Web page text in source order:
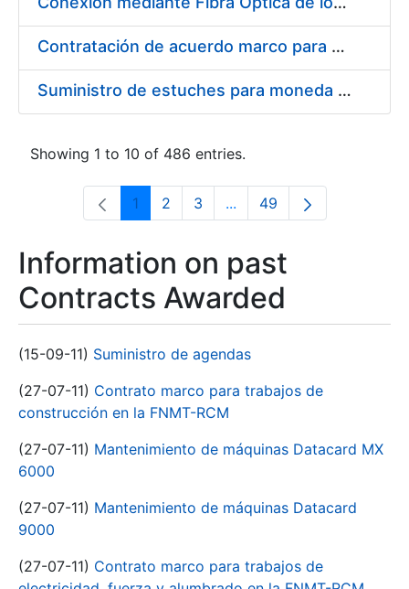
Contratación de acuerdo marco para el Suministro de Material de Electricidad para la Fábrica Nacional de Moneda y Timbre-Real Casa de la Moneda en su centro de trabajo de Burgos
Suministro de estuches para moneda de 30 €
Showing 1 to 10 of 486 entries.
Page
1 Page
2 Page
3 ...Intermediate Pages Use
Page
49
Information on past
Contracts Awarded
(15-09-11) Suministro de agendas
(27-07-11) Contrato marco para trabajos de
construcción en la FNMT-RCM
(27-07-11) Mantenimiento de máquinas Datacard MX
6000
(27-07-11) Mantenimiento de máquinas Datacard
9000
(27-07-11) Contrato marco para trabajos de